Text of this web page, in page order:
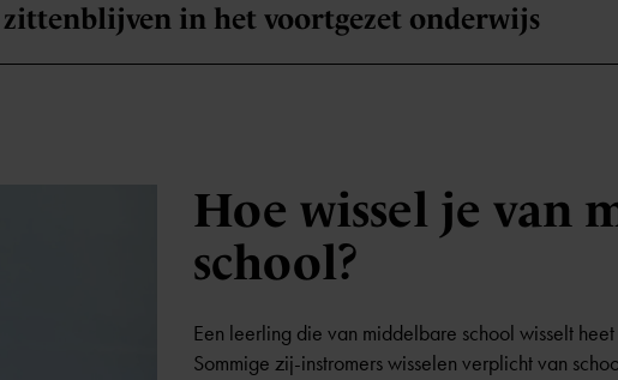
zittenblijven in het voortgezet onderwijs
Hoe wissel je van
school?
Een leerling die van middelbare school wisselt
Sommige zij-instromers wisselen verplicht van